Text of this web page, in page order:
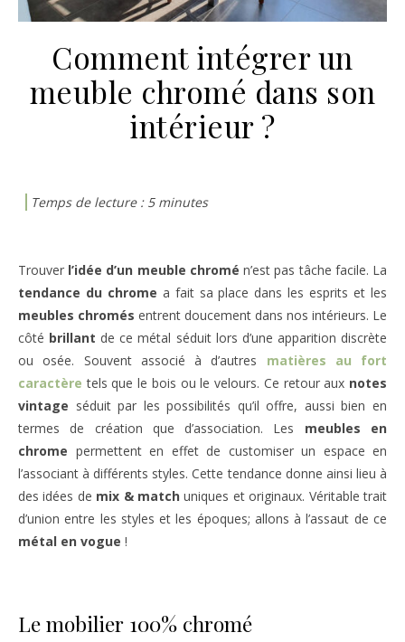
Comment intégrer un
meuble chromé dans son
intérieur ?
Trouver l’idée d’un meuble chromé n’est pas tâche facile. La
tendance du chrome a fait sa place dans les esprits et les
meubles chromés entrent doucement dans nos intérieurs. Le
côté brillant de ce métal séduit lors d’une apparition discrète
ou osée. Souvent associé à d’autres matières au fort
caractère tels que le bois ou le velours. Ce retour aux notes
vintage séduit par les possibilités qu’il offre, aussi bien en
termes de création que d’association. Les meubles en
chrome permettent en effet de customiser un espace en
l’associant à différents styles. Cette tendance donne ainsi lieu à
des idées de mix & match uniques et originaux. Véritable trait
d’union entre les styles et les époques; allons à l’assaut de ce
métal en vogue !
Le mobilier 100% chromé